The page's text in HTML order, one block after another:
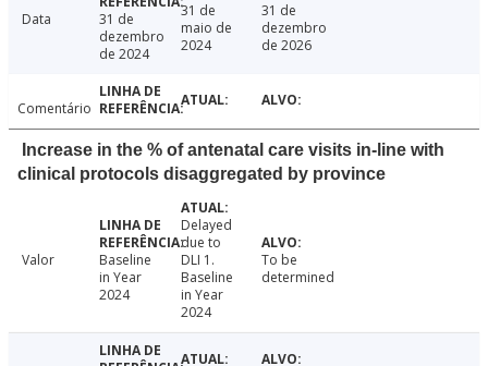
Data
31 de
dezembro
de 2024
31 de
maio de
2024
31 de
dezembro
de 2026
Comentário
Increase in the % of antenatal care visits in-line with
clinical protocols disaggregated by province
Valor
Baseline
in Year
2024
Delayed
due to
DLI 1.
Baseline
in Year
2024
To be
determined